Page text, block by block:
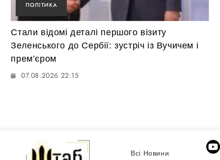
ПОЛІТИКА
Стали відомі деталі першого візиту
Зеленського до Сербії: зустріч із Вучичем і
прем’єром
07.08.2026 22:15
Всі Новини